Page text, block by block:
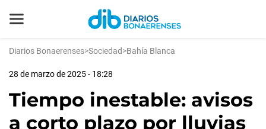
Diarios Bonaerenses>Sociedad>Bahía Blanca
28 de marzo de 2025 - 18:28
Tiempo inestable: avisos
a corto plazo por lluvias